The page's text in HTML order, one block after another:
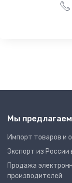
Мы предлагаем
Импорт товаров и
Экспорт из
Продажа
производителей